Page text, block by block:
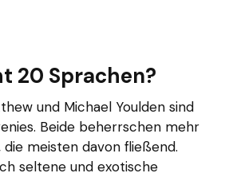
20 Sprachen?
und Michael Youlden sind
Beide beherrschen mehr
meisten davon fließend.
seltene und exotische